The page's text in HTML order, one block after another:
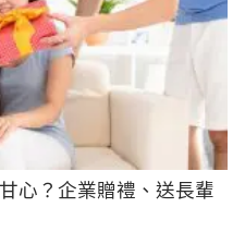
心？企業贈禮、送長輩